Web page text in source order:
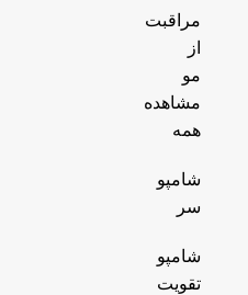
مراقبت
از
مو
مشاهده
همه
شامپو
سر
شامپو
تقویت